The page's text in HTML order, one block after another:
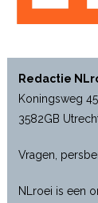
Redactie
Koningsweg
3582GB
Vragen,
NLroei is een